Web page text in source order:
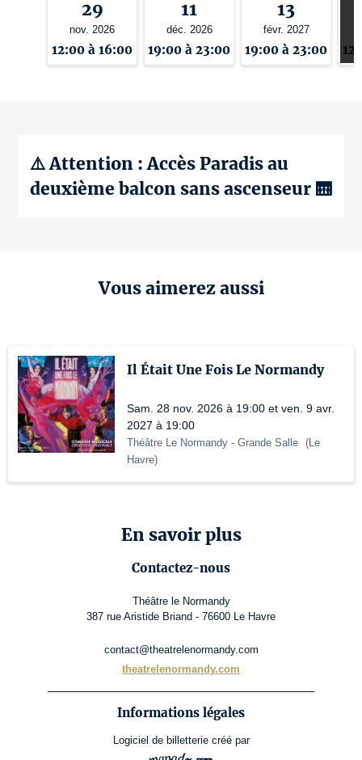
29
nov. 2026
12:00 à 16:00
11
déc. 2026
19:00 à 23:00
13
févr. 2027
19:00 à 23:00
⚠️ Attention : Accès Paradis au
deuxième balcon sans ascenseur 🛗
Vous aimerez aussi
Il Était Une Fois Le Normandy
Sam. 28 nov. 2026 à 19:00 et ven. 9 avr.
2027 à 19:00
Théâtre Le Normandy - Grande Salle (Le
Havre)
En savoir plus
Contactez-nous
Théâtre le Normandy
387 rue Aristide Briand - 76600 Le Havre
contact@theatrelenormandy.com
theatrelenormandy.com
Informations légales
Logiciel de billetterie créé par